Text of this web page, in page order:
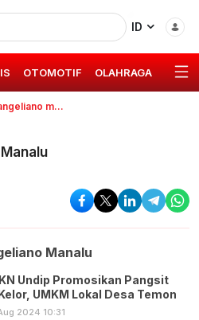
ID
OTOMOTIF OLAHRAGA GAYA
manalu
Manalu
Undip Promosikan Pangsit
UMKM Lokal Desa Temon
2024 10:31